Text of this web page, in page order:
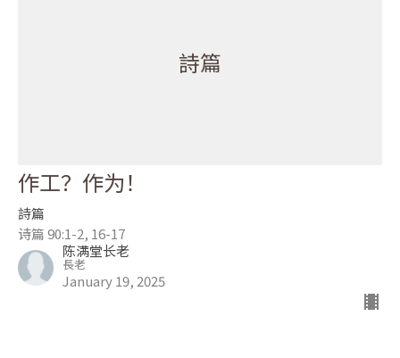
詩篇
作工？作为！
詩篇
诗篇 90:1-2, 16-17
陈满堂长老
長老
January 19, 2025